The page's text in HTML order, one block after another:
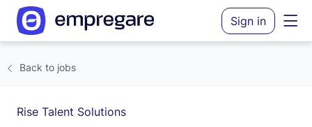
Sign in
Back to jobs
Rise Talent Solutions